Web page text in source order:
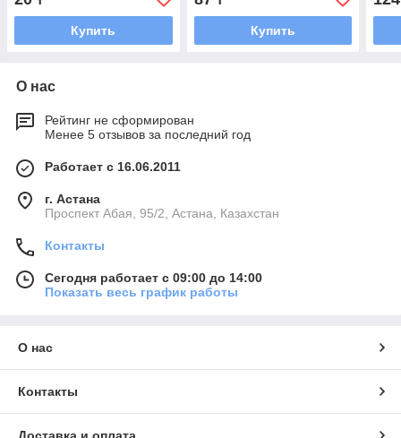
Купить Купить
О нас
Рейтинг не сформирован
Менее 5 отзывов за последний год
Работает с 16.06.2011
г. Астана
​Проспект Абая, 95/2, Астана, Казахстан
Контакты
Сегодня работает с 09:00 до 14:00
Показать весь график работы
О нас
Контакты